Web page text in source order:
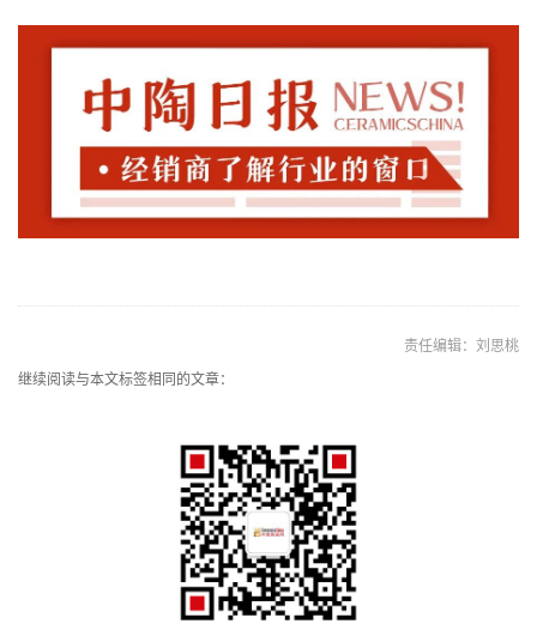
责任编辑：刘思桃
继续阅读与本文标签相同的文章：